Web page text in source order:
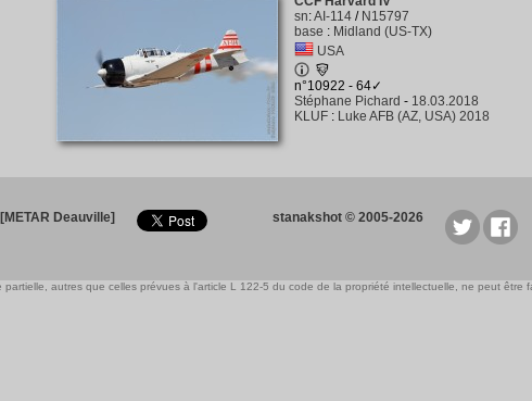
sn:AI-114/ N15797
base : Midland (US-TX)
USA
n°10922 - 64✓
Stéphane Pichard - 18.03.2018
KLUF: Luke AFB (AZ, USA) 2018
[METAR Deauville] stanakshot © 2005-2026
partielle, autres que celles prévues à l'article L 122-5 du code de la propriété intellectuelle, ne peut être